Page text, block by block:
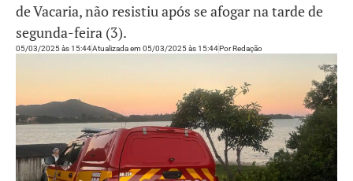
de Vacaria, não resistiu após se afogar na tarde de
segunda-feira (3).
05/03/2025 às 15:44Atualizada em 05/03/2025 às 15:44PorRedação